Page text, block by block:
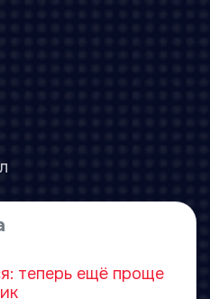
теперь ещё проще